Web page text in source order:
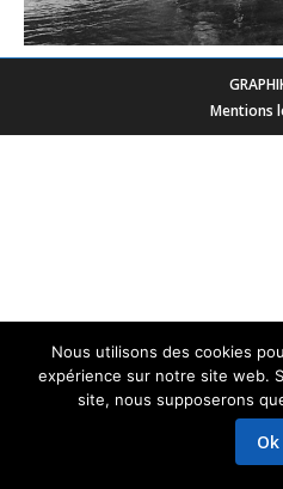
Mentions
Nous utilisons des cookies
expérience sur notre site web.
site, nous supposerons
Ok